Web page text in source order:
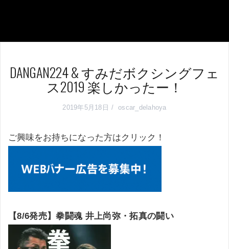
DANGAN224 & すみだボクシングフェ
ス2019 楽しかったー！
2019年5月18日 oscar_delahoya
ご興味をお持ちになった方はクリック！
【8/6発売】拳闘魂 井上尚弥・拓真の闘い